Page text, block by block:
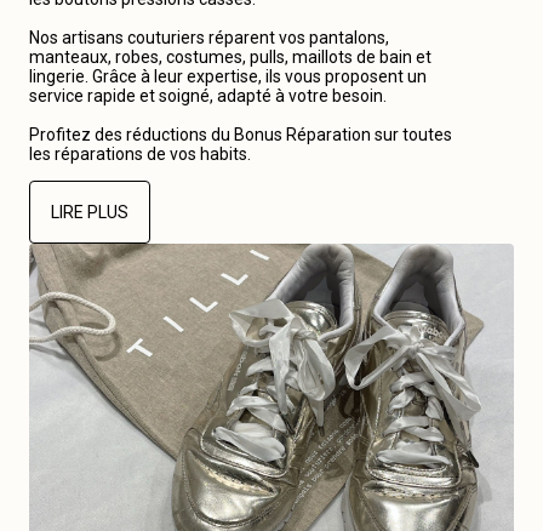
Nos artisans couturiers réparent vos pantalons,
manteaux, robes, costumes, pulls, maillots de bain et
lingerie. Grâce à leur expertise, ils vous proposent un
service rapide et soigné, adapté à votre besoin.
Profitez des réductions du Bonus Réparation sur toutes
les réparations de vos habits.
LIRE PLUS